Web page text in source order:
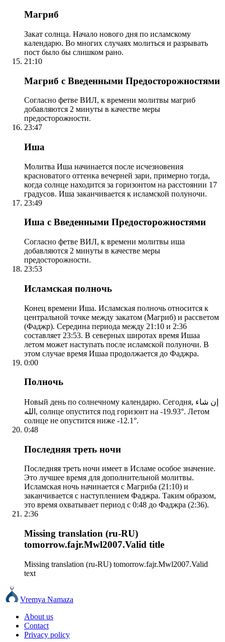
Магриб
Закат солнца. Начало нового дня по исламскому
календарю. Во многих случаях молиться и разрывать
пост было бы слишком рано.
21:10
Магриб с Введенными Предосторожностями
Согласно фетве ВИЛ, к времени молитвы магриб
добавляются 2 минуты в качестве меры
предосторожности.
23:47
Иша
Молитва Иша начинается после исчезновения
красноватого оттенка вечерней зари, примерно тогда,
когда солнце находится за горизонтом на расстоянии 17
градусов. Иша заканчивается к исламской полуночи.
23:49
Иша с Введенными Предосторожностями
Согласно фетве ВИЛ, к времени молитвы иша
добавляются 2 минуты в качестве меры
предосторожности.
23:53
Исламская полночь
Конец времени Иша. Исламская полночь относится к
центральной точке между закатом (Магриб) и рассветом
(Фаджр). Середина периода между 21:10 и 2:36
составляет 23:53. В северных широтах время Ишаа
летом может наступать после исламской полуночи. В
этом случае время Ишаа продолжается до Фаджра.
0:00
Полночь
Новый день по солнечному календарю. Сегодня, إن شاء
الله, солнце опустится под горизонт на -19.93°. Летом
солнце не опустится ниже -12.1°.
0:48
Последняя треть ночи
Последняя треть ночи имеет в Исламе особое значение.
Это лучшее время для дополнительной молитвы.
Исламская ночь начинается с Магриба (21:10) и
заканчивается с наступлением Фаджра. Таким образом,
это время охватывает период с 0:48 до Фаджра (2:36).
2:36
Missing translation (ru-RU)
tomorrow.fajr.Mwl2007.Valid title
Missing translation (ru-RU) tomorrow.fajr.Mwl2007.Valid
text
Vremya Namaza
About us
Contact
Privacy policy